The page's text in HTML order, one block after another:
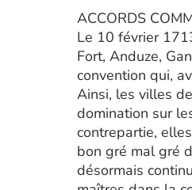
ACCORDS
Le 10 février
Fort, Anduze,
convention qui,
Ainsi, les villes
domination sur
contrepartie,
bon gré mal gré
désormais